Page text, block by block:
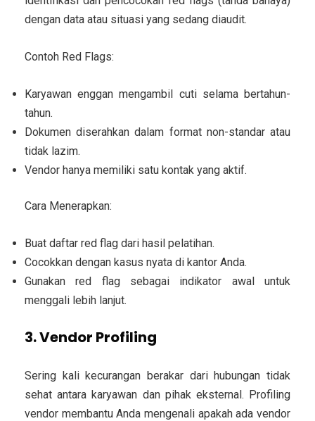
dengan data atau situasi yang sedang diaudit.
Contoh Red Flags:
Karyawan enggan mengambil cuti selama bertahun-
tahun.
Dokumen diserahkan dalam format non-standar atau
tidak lazim.
Vendor hanya memiliki satu kontak yang aktif.
Cara Menerapkan:
Buat daftar red flag dari hasil pelatihan.
Cocokkan dengan kasus nyata di kantor Anda.
Gunakan red flag sebagai indikator awal untuk
menggali lebih lanjut.
3. Vendor Profiling
Sering kali kecurangan berakar dari hubungan tidak
sehat antara karyawan dan pihak eksternal. Profiling
vendor membantu Anda mengenali apakah ada vendor